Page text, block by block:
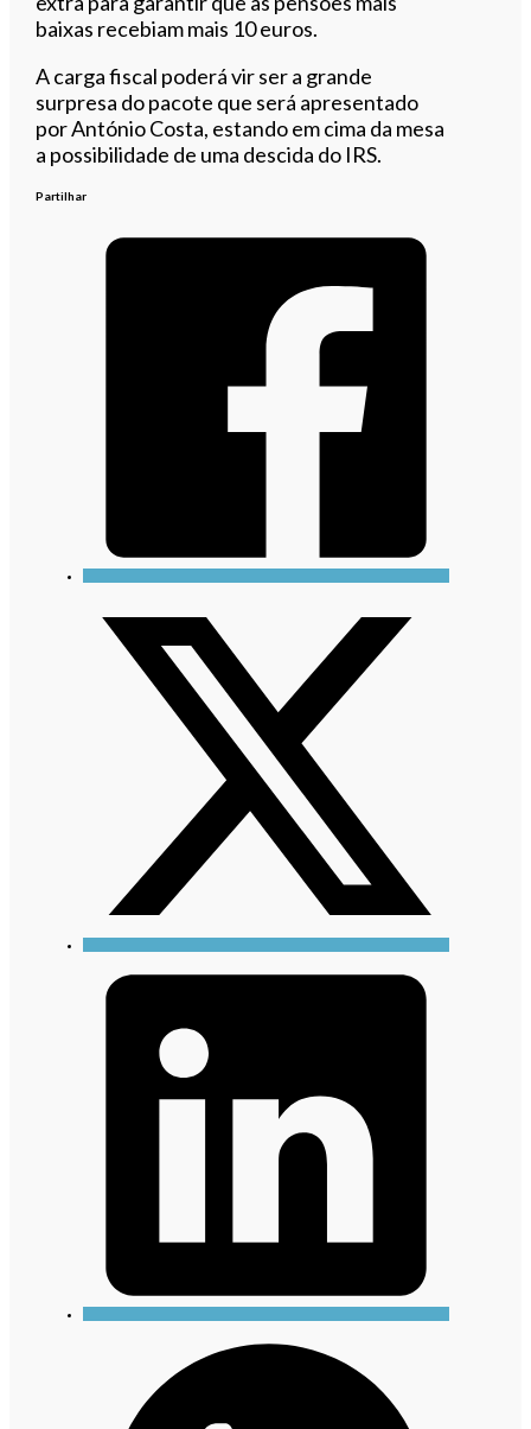
baixas recebiam mais 10 euros.
A carga fiscal poderá vir ser a grande
surpresa do pacote que será apresentado
por António Costa, estando em cima da mesa
a possibilidade de uma descida do IRS.
Partilhar